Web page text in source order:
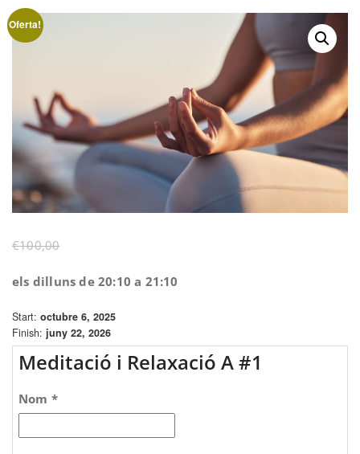
Oferta!
€100,00
original
€100,00.
actual
€70,00.
els dilluns de 20:10 a 21:10
Start: octubre 6, 2025
Finish: juny 22, 2026
Meditació i Relaxació A #1
Nom *